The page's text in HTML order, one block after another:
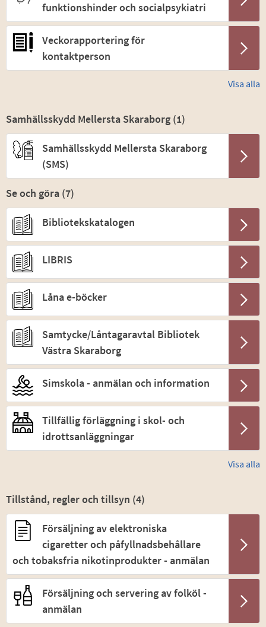
funktionshinder och socialpsykiatri
Veckorapportering för
kontaktperson
Visa alla
Samhällsskydd Mellersta Skaraborg (1)
Samhällsskydd Mellersta Skaraborg
(SMS)
Se och göra (7)
Bibliotekskatalogen
LIBRIS
Låna e-böcker
Samtycke/Låntagaravtal Bibliotek
Västra Skaraborg
Simskola - anmälan och information
Tillfällig förläggning i skol- och
idrottsanläggningar
Visa alla
Tillstånd, regler och tillsyn (4)
Försäljning av elektroniska
cigaretter och påfyllnadsbehållare
och tobaksfria nikotinprodukter - anmälan
Försäljning och servering av folköl -
anmälan